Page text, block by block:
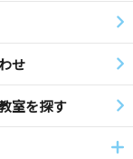
せ
室を探す